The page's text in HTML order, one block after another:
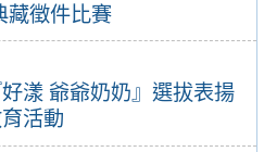
藏徵件比賽
漾 爺爺奶奶』選拔表揚
活動